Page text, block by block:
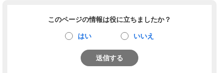
このページの情報は役に立ちましたか？
はい いいえ
送信する